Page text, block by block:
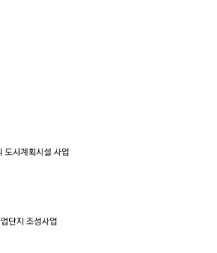
도시계획시설 사업
단지 조성사업